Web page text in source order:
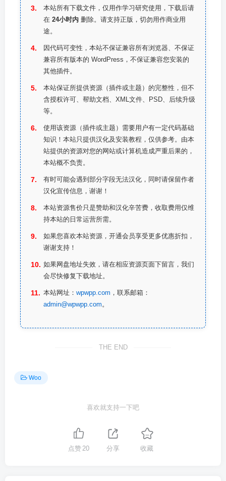
本站所有下载文件，仅用作学习研究使用，下载后请
在 24小时内 删除。请支持正版，切勿用作商业用
途。
因代码可变性，本站不保证兼容所有浏览器、不保证
兼容所有版本的 WordPress，不保证兼容您安装的
其他插件。
本站保证所提供资源（插件或主题）的完整性，但不
含授权许可、帮助文档、XML文件、PSD、后续升级
等。
使用该资源（插件或主题）需要用户有一定代码基础
知识！本站只提供汉化及安装教程，仅供参考。由本
站提供的资源对您的网站或计算机造成严重后果的，
本站概不负责。
有时可能会遇到部分字段无法汉化，同时请保留作者
汉化宣传信息，谢谢！
本站资源售价只是赞助和汉化辛苦费，收取费用仅维
持本站的日常运营所需。
如果您喜欢本站资源，开通会员享受更多优惠折扣，
谢谢支持！
如果网盘地址失效，请在相应资源页面下留言，我们
会尽快修复下载地址。
本站网址： wpwpp.com ，联系邮箱：
admin@wpwpp.com。
THE END
Woo
喜欢就支持一下吧
点赞20 分享 收藏